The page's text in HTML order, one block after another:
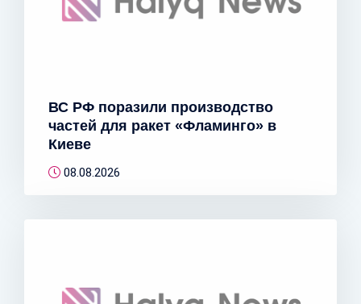
ВС РФ поразили производство
частей для ракет «Фламинго» в
Киеве
08.08.2026